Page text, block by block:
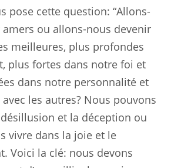
pose cette question: “Allons-
ou allons-nous devenir
meilleures, plus profondes
plus fortes dans notre foi et
dans notre personnalité et
les autres? Nous pouvons
et la déception ou
vivre dans la joie et le
Voici la clé: nous devons